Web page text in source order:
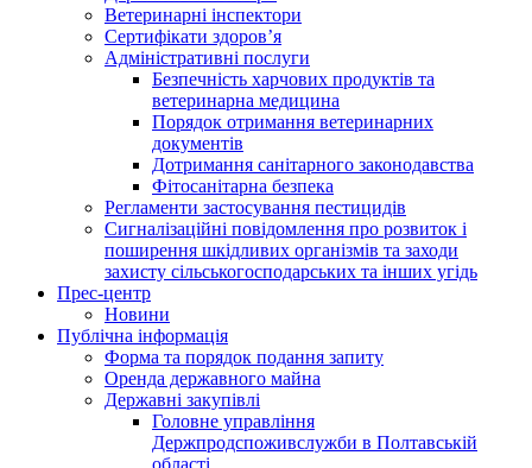
Ветеринарні інспектори
Сертифікати здоров’я
Адміністративні послуги
Безпечність харчових продуктів та
ветеринарна медицина
Порядок отримання ветеринарних
документів
Дотримання санітарного законодавства
Фітосанітарна безпека
Регламенти застосування пестицидів
Сигналізаційні повідомлення про розвиток і
поширення шкідливих організмів та заходи
захисту сільськогосподарських та інших угідь
Прес-центр
Новини
Публічна інформація
Форма та порядок подання запиту
Оренда державного майна
Державні закупівлі
Головне управління
Держпродспоживслужби в Полтавській
області